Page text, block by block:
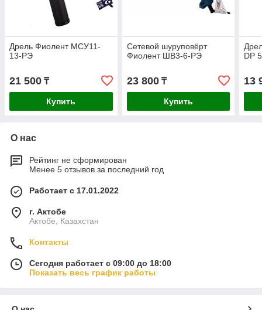
Дрель Фиолент МСУ11-
13-РЭ
21 500 ₸
Купить
Сетевой шуруповёрт
Фиолент ШВ3-6-РЭ
23 800₸
Купить
DP
13
О нас
Рейтинг не сформирован
Менее 5 отзывов за последний год
Работает с 17.01.2022
г. Актобе
Актобе, Казахстан
Контакты
Сегодня работает с 09:00 до 18:00
Показать весь график работы